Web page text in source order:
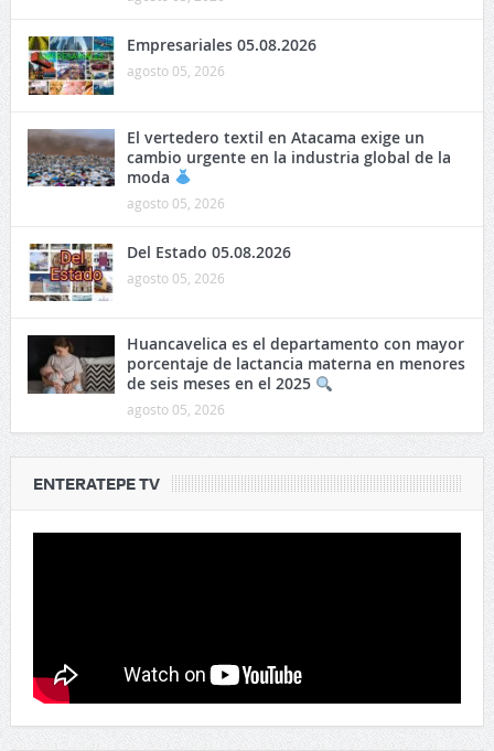
Empresariales 05.08.2026
agosto 05, 2026
El vertedero textil en Atacama exige un
cambio urgente en la industria global de la
moda
agosto 05, 2026
Del Estado 05.08.2026
agosto 05, 2026
Huancavelica es el departamento con mayor
porcentaje de lactancia materna en menores
de seis meses en el 2025
agosto 05, 2026
ENTERATEPE TV